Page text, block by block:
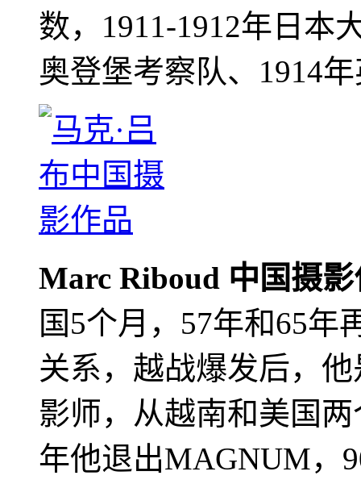
数，1911-1912年日本
奥登堡考察队、1914
Marc Riboud 中国摄
国5个月，57年和65年
关系，越战爆发后，
影师，从越南和美国
年他退出MAGNUM，